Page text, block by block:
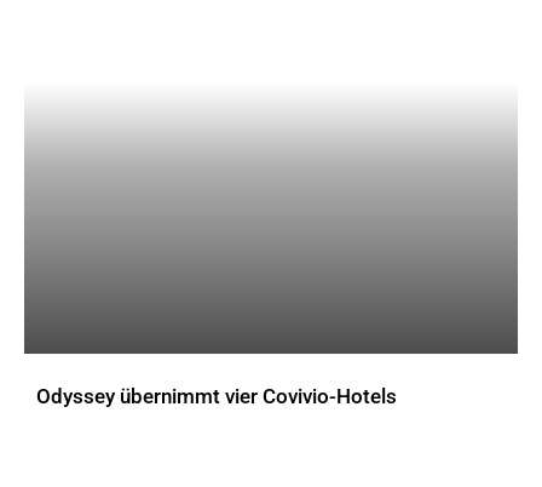
Odyssey übernimmt vier Covivio-Hotels